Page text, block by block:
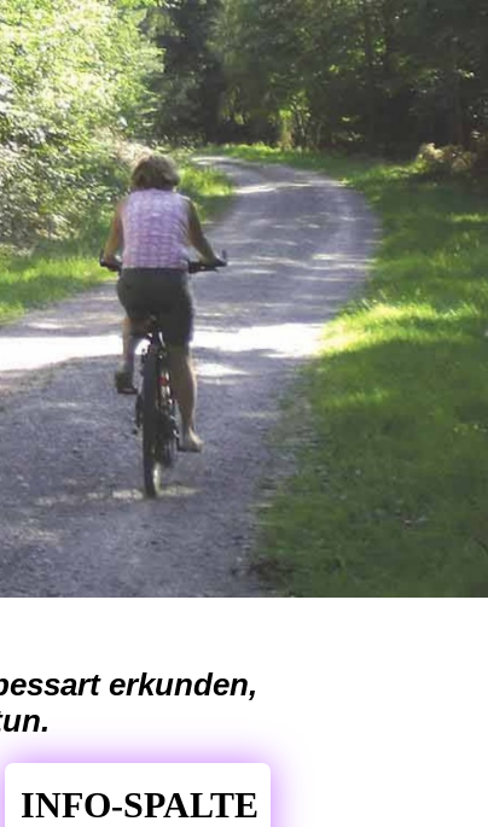
erkunden,
INFO-SPALTE